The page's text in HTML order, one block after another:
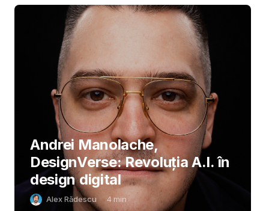
Andrei Manolache,
DesignVerse: Revoluția A.I. în
design digital
Alex Rădescu 4 min